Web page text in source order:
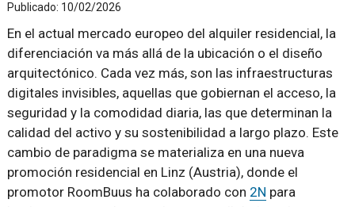
Publicado: 10/02/2026
En el actual mercado europeo del alquiler residencial, la
diferenciación va más allá de la ubicación o el diseño
arquitectónico. Cada vez más, son las infraestructuras
digitales invisibles, aquellas que gobiernan el acceso, la
seguridad y la comodidad diaria, las que determinan la
calidad del activo y su sostenibilidad a largo plazo. Este
cambio de paradigma se materializa en una nueva
promoción residencial en Linz (Austria), donde el
promotor RoomBuus ha colaborado con 2N para